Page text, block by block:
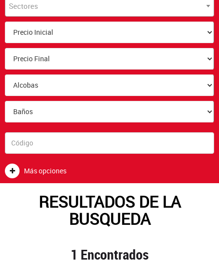
Sectores
Más opciones
RESULTADOS DE LA
BUSQUEDA
1 Encontrados